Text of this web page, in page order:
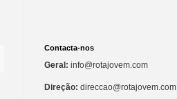
Contacta-nos
Geral: info@rotajovem.com
Direção: direccao@rotajovem.com